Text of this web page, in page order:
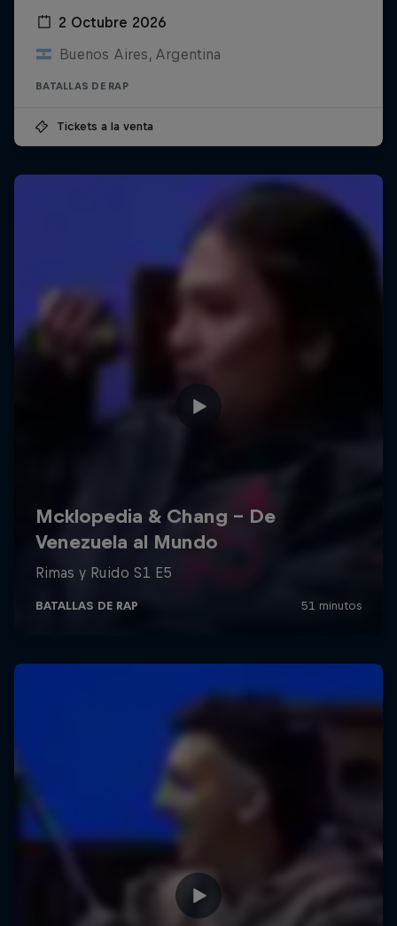
2 Octubre 2026
Buenos Aires, Argentina
BATALLAS DE RAP
Tickets a la venta